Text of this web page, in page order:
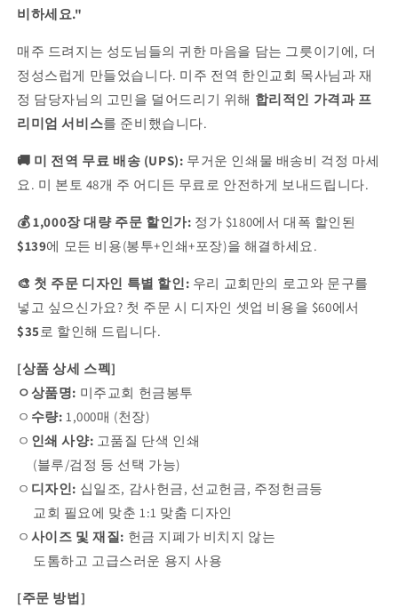
금
투
(1,000
매
부
터
-5000
매
상
주
시
무
료
송
|
무
료
전
문
디
자
인)
투
(1,000
매
부
-5000
매
이
상
주
시
무
료
|
무
전
문
디
자
인)
비하세요."
매주 드려지는 성도님들의 귀한 마음을 담는 그릇이기에, 더
정성스럽게 만들었습니다. 미주 전역 한인교회 목사님과 재
정 담당자님의 고민을 덜어드리기 위해 합리적인 가격과 프
리미엄 서비스를 준비했습니다.
🚚 미 전역 무료 배송 (UPS): 무거운 인쇄물 배송비 걱정 마세
요. 미 본토 48개 주 어디든 무료로 안전하게 보내드립니다.
💰 1,000장 대량 주문 할인가: 정가 $180에서 대폭 할인된
$139에 모든 비용(봉투+인쇄+포장)을 해결하세요.
🎨 첫 주문 디자인 특별 할인: 우리 교회만의 로고와 문구를
넣고 싶으신가요? 첫 주문 시 디자인 셋업 비용을 $60에서
$35로 할인해 드립니다.
[상품 상세 스펙]
ㅇ상품명: 미주교회 헌금봉투
ㅇ 수량: 1,000매 (천장)
ㅇ 인쇄 사양: 고품질 단색 인쇄
(블루/검정 등 선택 가능)
ㅇ 디자인: 십일조, 감사헌금, 선교헌금, 주정헌금등
교회 필요에 맞춘 1:1 맞춤 디자인
ㅇ 사이즈 및 재질: 헌금 지폐가 비치지 않는
도톰하고 고급스러운 용지 사용
[주문 방법]